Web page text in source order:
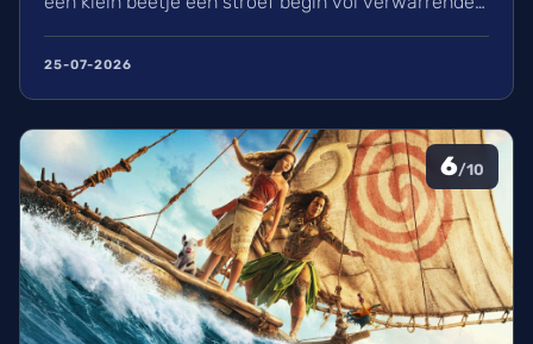
film in een indrukwekkend epos vol praktische
25-07-2026
6/10